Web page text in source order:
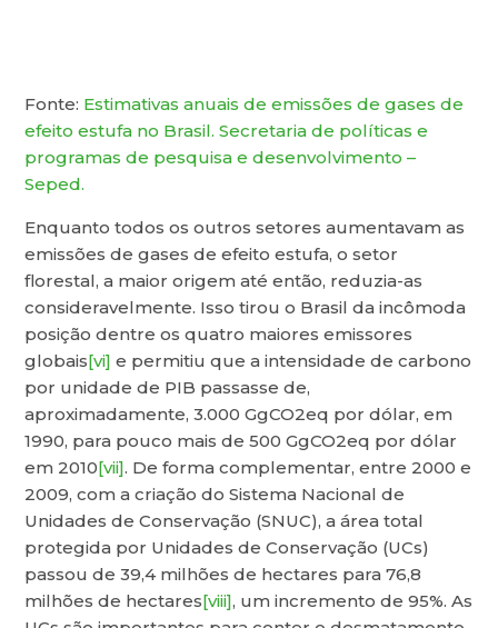
Fonte: Estimativas anuais de emissões de gases de
efeito estufa no Brasil. Secretaria de políticas e
programas de pesquisa e desenvolvimento –
Seped.
Enquanto todos os outros setores aumentavam as
emissões de gases de efeito estufa, o setor
florestal, a maior origem até então, reduzia-as
consideravelmente. Isso tirou o Brasil da incômoda
posição dentre os quatro maiores emissores
globais[vi] e permitiu que a intensidade de carbono
por unidade de PIB passasse de,
aproximadamente, 3.000 GgCO2eq por dólar, em
1990, para pouco mais de 500 GgCO2eq por dólar
em 2010[vii]. De forma complementar, entre 2000 e
2009, com a criação do Sistema Nacional de
Unidades de Conservação (SNUC), a área total
protegida por Unidades de Conservação (UCs)
passou de 39,4 milhões de hectares para 76,8
milhões de hectares[viii], um incremento de 95%. As